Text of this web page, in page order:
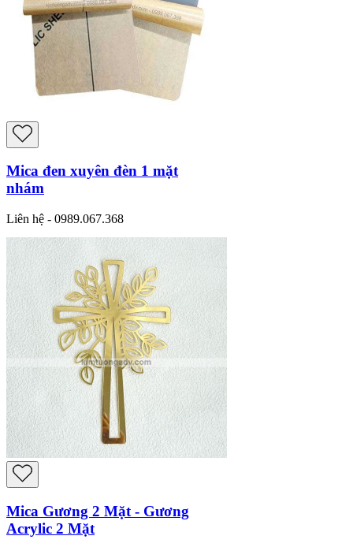
Mica đen xuyên đèn 1 mặt
nhám
Liên hệ - 0989.067.368
Mica Gương 2 Mặt - Gương
Acrylic 2 Mặt